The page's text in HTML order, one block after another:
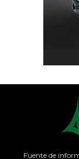
Fuente de